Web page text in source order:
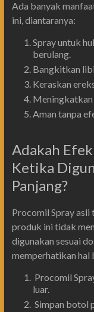
Ada banyak
ini, diantaranya:
Spray untuk
berulang.
Bangkitkan
Keraskan
Meningkatkan
Aman tanpa
Adakah
Ketika
Panjang?
Procomil Spray asli
produk ini tidak
digunakan sesuai
memperhatikan hal
Procomil
luar.
Simpan botol